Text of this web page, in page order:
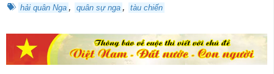
hải quân Nga , quân sự nga , tàu chiến